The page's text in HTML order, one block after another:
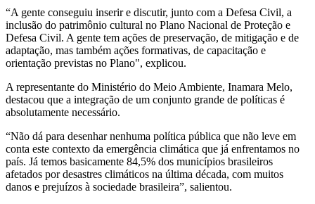
“A gente conseguiu inserir e discutir, junto com a Defesa Civil, a
inclusão do patrimônio cultural no Plano Nacional de Proteção e
Defesa Civil. A gente tem ações de preservação, de mitigação e de
adaptação, mas também ações formativas, de capacitação e
orientação previstas no Plano", explicou.
A representante do Ministério do Meio Ambiente, Inamara Melo,
destacou que a integração de um conjunto grande de políticas é
absolutamente necessário.
“Não dá para desenhar nenhuma política pública que não leve em
conta este contexto da emergência climática que já enfrentamos no
país. Já temos basicamente 84,5% dos municípios brasileiros
afetados por desastres climáticos na última década, com muitos
danos e prejuízos à sociedade brasileira”, salientou.